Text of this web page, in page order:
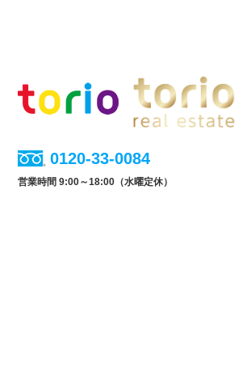
0120-33-0084
営業時間 9:00～18:00（水曜定休）